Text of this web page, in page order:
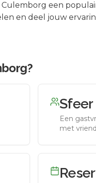
een
en deel jouw
?
Een
met